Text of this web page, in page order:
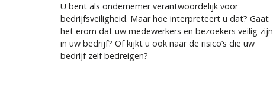
U bent als ondernemer verantwoordelijk voor
bedrijfsveiligheid. Maar hoe interpreteert u dat? Gaat
het erom dat uw medewerkers en bezoekers veilig zijn
in uw bedrijf? Of kijkt u ook naar de risico’s die uw
bedrijf zelf bedreigen?